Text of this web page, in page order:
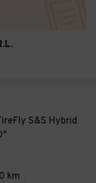
S&S Hybrid
km